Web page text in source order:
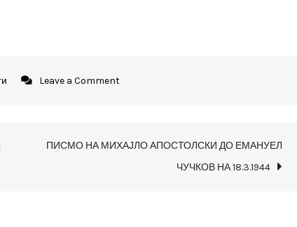
Leave a Comment
ПИСМО НА МИХАЈЛО АПОСТОЛСКИ ДО ЕМАНУЕЛ
ЧУЧКОВ НА 18.3.1944